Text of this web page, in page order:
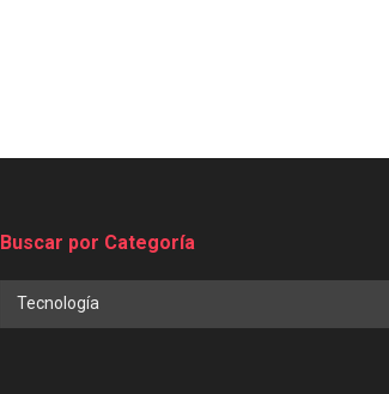
Buscar por Categoría
Buscar
Tecnología